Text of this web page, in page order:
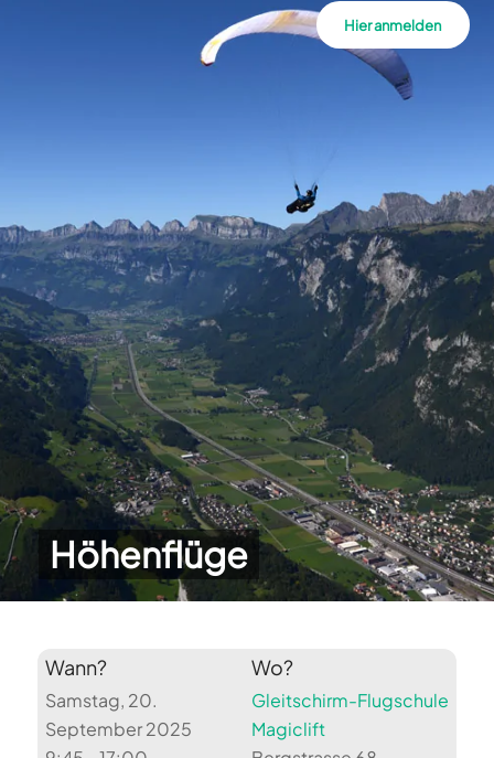
Höhenflüge
Hier anmelden
Wann?
Samstag, 20.
September 2025
Wo?
Gleitschirm-Flugschule
Magiclift